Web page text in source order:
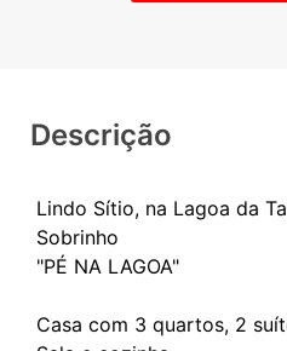
Descrição
Lindo Sítio, na Lagoa da
Sobrinho
"PÉ NA LAGOA"
Casa com 3 quartos, 2